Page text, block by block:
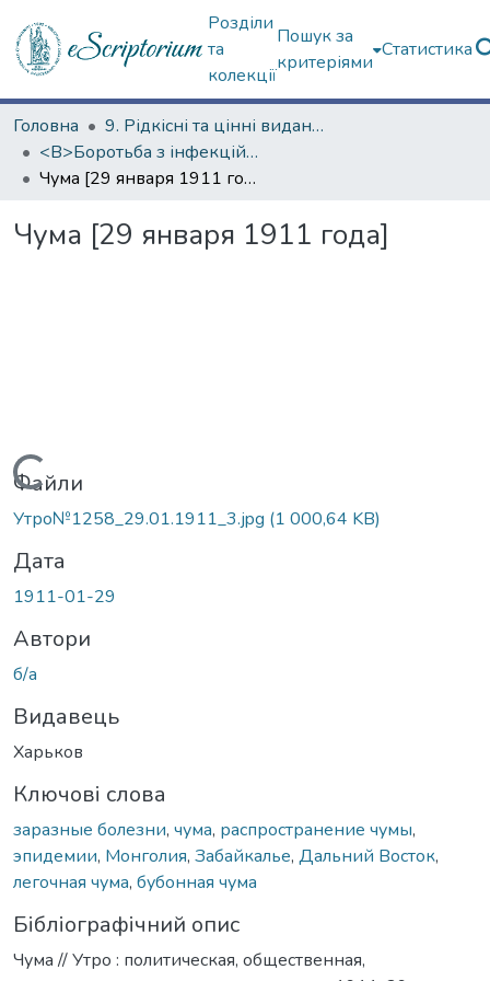
Розділи
та
колекції
Пошук за
критеріями
Статистика
Головна
9. Рідкісні та цінні видання
<B>Боротьба з інфекційними хворобами</B>
Чума [29 января 1911 года]
Чума [29 января 1911 года]
Вантажиться...
Файли
Утро№1258_29.01.1911_3.jpg (1 000,64 KB)
Дата
1911-01-29
Автори
б/а
Видавець
Харьков
Ключові слова
заразные болезни, чума, распространение чумы,
эпидемии, Монголия, Забайкалье, Дальний Восток,
легочная чума, бубонная чума
Бібліографічний опис
Чума // Утро : политическая, общественная,